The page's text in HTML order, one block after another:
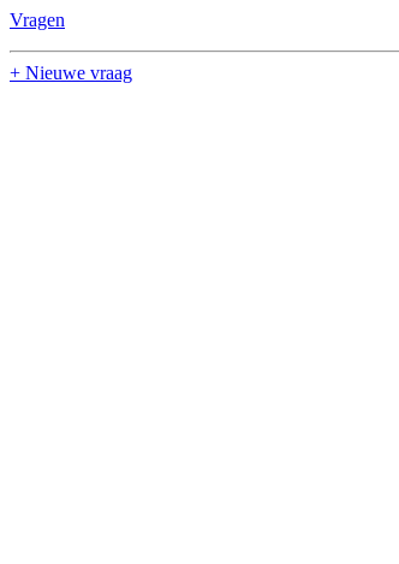
Vragen
+ Nieuwe vraag